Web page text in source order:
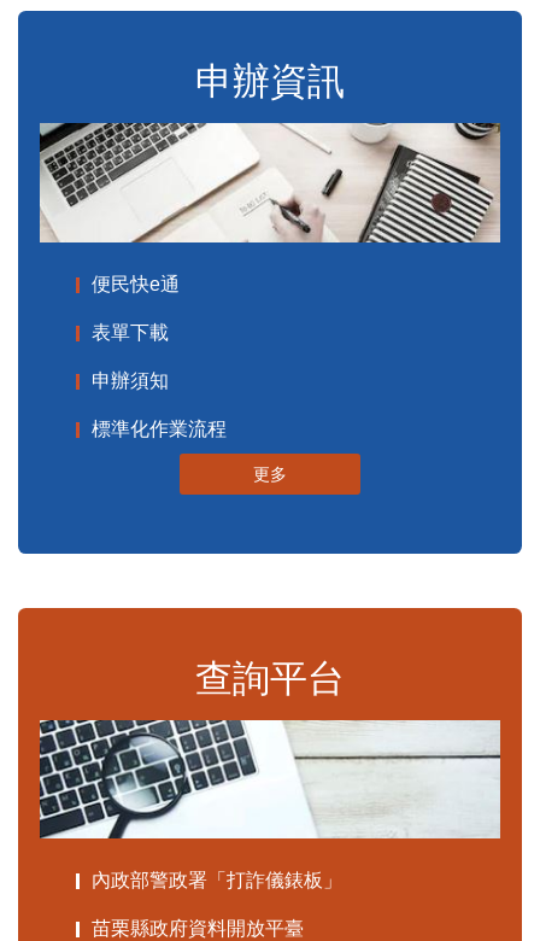
申辦資訊
便民快e通
表單下載
申辦須知
標準化作業流程
更多
查詢平台
內政部警政署「打詐儀錶板」
苗栗縣政府資料開放平臺